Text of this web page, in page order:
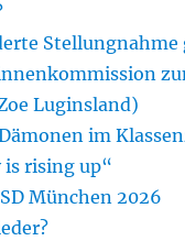
Stellungnahme
Luginsland)
im
is rising up“
München 2026